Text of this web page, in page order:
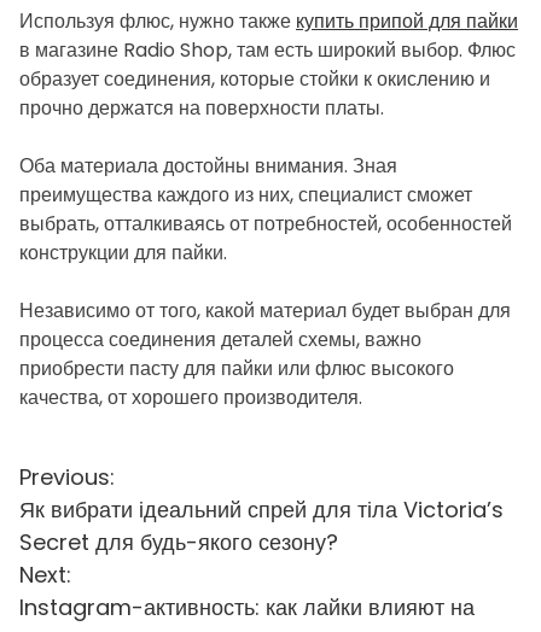
Используя флюс, нужно также купить припой для пайки
в магазине Radio Shop, там есть широкий выбор. Флюс
образует соединения, которые стойки к окислению и
прочно держатся на поверхности платы.
Оба материала достойны внимания. Зная
преимущества каждого из них, специалист сможет
выбрать, отталкиваясь от потребностей, особенностей
конструкции для пайки.
Независимо от того, какой материал будет выбран для
процесса соединения деталей схемы, важно
приобрести пасту для пайки или флюс высокого
качества, от хорошего производителя.
Н
а
в
и
Previous:
Як вибрати ідеальний спрей для тіла Victoria’s
Secret для будь-якого сезону?
Next:
Instagram-активность: как лайки влияют на